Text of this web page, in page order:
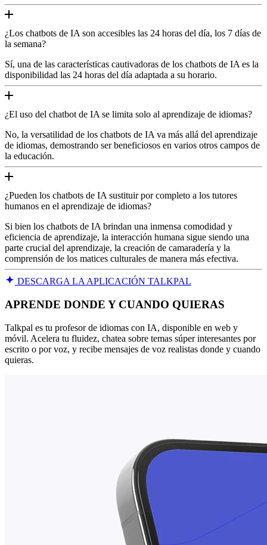
¿Los chatbots de IA son accesibles las 24 horas del día, los 7 días de
la semana?
Sí, una de las características cautivadoras de los chatbots de IA es la
disponibilidad las 24 horas del día adaptada a su horario.
¿El uso del chatbot de IA se limita solo al aprendizaje de idiomas?
No, la versatilidad de los chatbots de IA va más allá del aprendizaje
de idiomas, demostrando ser beneficiosos en varios otros campos de
la educación.
¿Pueden los chatbots de IA sustituir por completo a los tutores
humanos en el aprendizaje de idiomas?
Si bien los chatbots de IA brindan una inmensa comodidad y
eficiencia de aprendizaje, la interacción humana sigue siendo una
parte crucial del aprendizaje, la creación de camaradería y la
comprensión de los matices culturales de manera más efectiva.
DESCARGA LA APLICACIÓN TALKPAL
APRENDE DONDE Y CUANDO QUIERAS
Talkpal es tu profesor de idiomas con IA, disponible en web y
móvil. Acelera tu fluidez, chatea sobre temas súper interesantes por
escrito o por voz, y recibe mensajes de voz realistas donde y cuando
quieras.